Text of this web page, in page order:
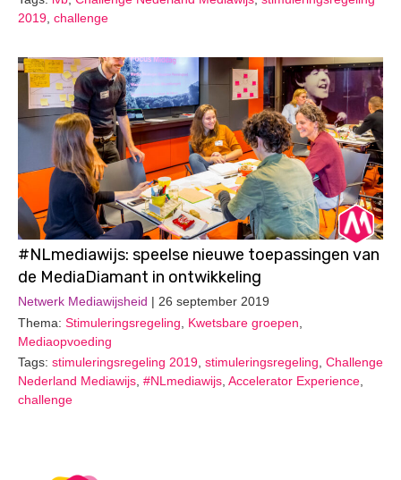
2019, challenge
#NLmediawijs: speelse nieuwe toepassingen van
de MediaDiamant in ontwikkeling
Netwerk Mediawijsheid | 26 september 2019
Thema: Stimuleringsregeling Kwetsbare groepen
Mediaopvoeding
Tags: stimuleringsregeling 2019, stimuleringsregeling, Challenge
Nederland Mediawijs, #NLmediawijs, Accelerator Experience,
challenge